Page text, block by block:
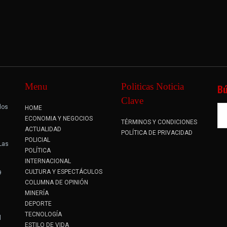
Menu
HOME
ECONOMIA Y NEGOCIOS
ACTUALIDAD
POLICIAL
POLÍTICA
INTERNACIONAL
CULTURA Y ESPECTÁCULOS
COLUMNA DE OPINIÓN
MINERÍA
DEPORTE
TECNOLOGÍA
ESTILO DE VIDA
Politicas Noticia
Clave
TÉRMINOS Y CONDICIONES
POLÍTICA DE PRIVACIDAD